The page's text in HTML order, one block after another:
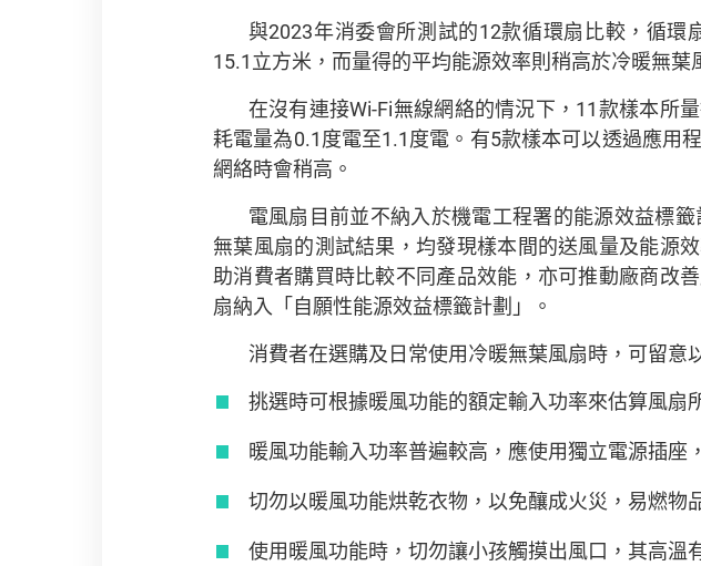
與2023年消委會所測試的12款循環扇比較，循
15.1立方米，而量得的平均能源效率則稍高於冷暖無
在沒有連接Wi-Fi無線網絡的情況下，11款樣本所
耗電量為0.1度電至1.1度電。有5款樣本可以透過應用
網絡時會稍高。
電風扇目前並不納入於機電工程署的能源效益標
無葉風扇的測試結果，均發現樣本間的送風量及能源
助消費者購買時比較不同產品效能，亦可推動廠商改
扇納入「自願性能源效益標籤計劃」。
消費者在選購及日常使用冷暖無葉風扇時，可留意
挑選時可根據暖風功能的額定輸入功率來估算風扇
暖風功能輸入功率普遍較高，應使用獨立電源插座
切勿以暖風功能烘乾衣物，以免釀成火災，易燃物
使用暖風功能時，切勿讓小孩觸摸出風口，其高溫